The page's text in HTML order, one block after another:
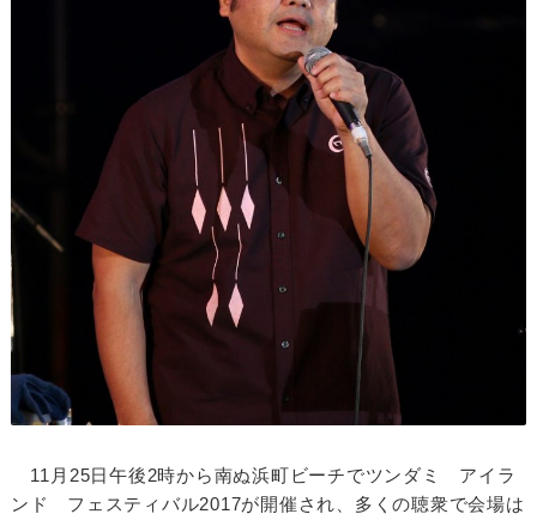
11月25日午後2時から南ぬ浜町ビーチでツンダミ アイラ
ンド フェスティバル2017が開催され、多くの聴衆で会場は